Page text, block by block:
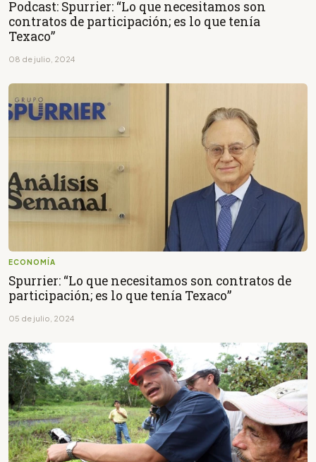
Podcast: Spurrier: “Lo que necesitamos son
contratos de participación; es lo que tenía
Texaco”
08 de julio, 2024
ECONOMÍA
Spurrier: “Lo que necesitamos son contratos de
participación; es lo que tenía Texaco”
05 de julio, 2024